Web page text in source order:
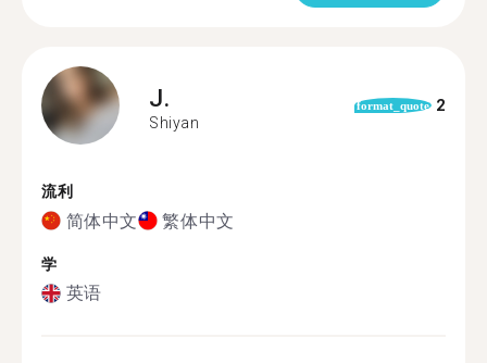
J.
Shiyan
format_quote 2
流利
简体中文 繁体中文
学
英语